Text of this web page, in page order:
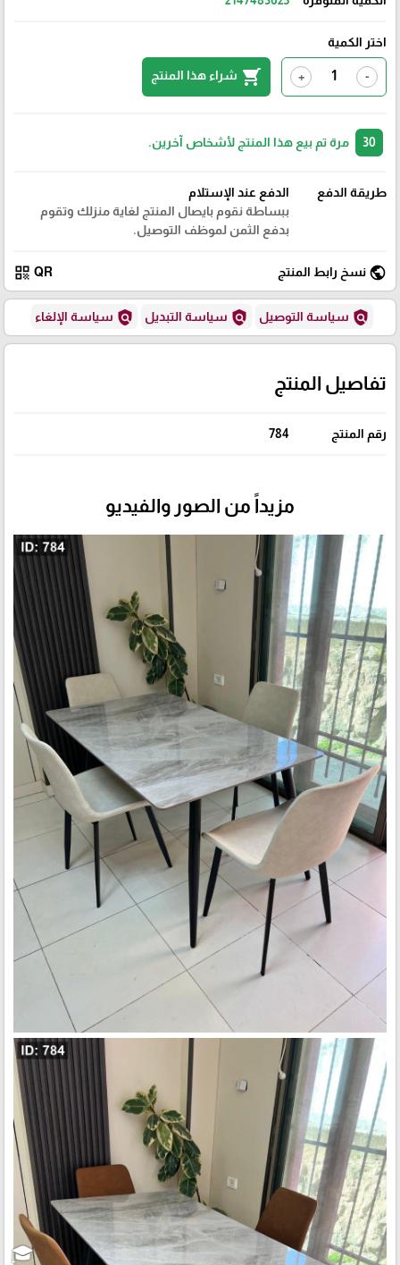
اختر الكمية
-
+
shopping_cart شراء هذا المنتج
مرة تم بيع هذا المنتج لأشخاص آخرين.
طريقة الدفع
الدفع عند الإستلام
ببساطة نقوم بايصال المنتج لغاية منزلك وتقوم
بدفع الثمن لموظف التوصيل.
public نسخ رابط المنتج QR
qr_code
policy سياسة التوصيل policy سياسة التبديل policy سياسة الإلغاء
تفاصيل المنتج
رقم المنتج 784
مزيداً من الصور والفيديو